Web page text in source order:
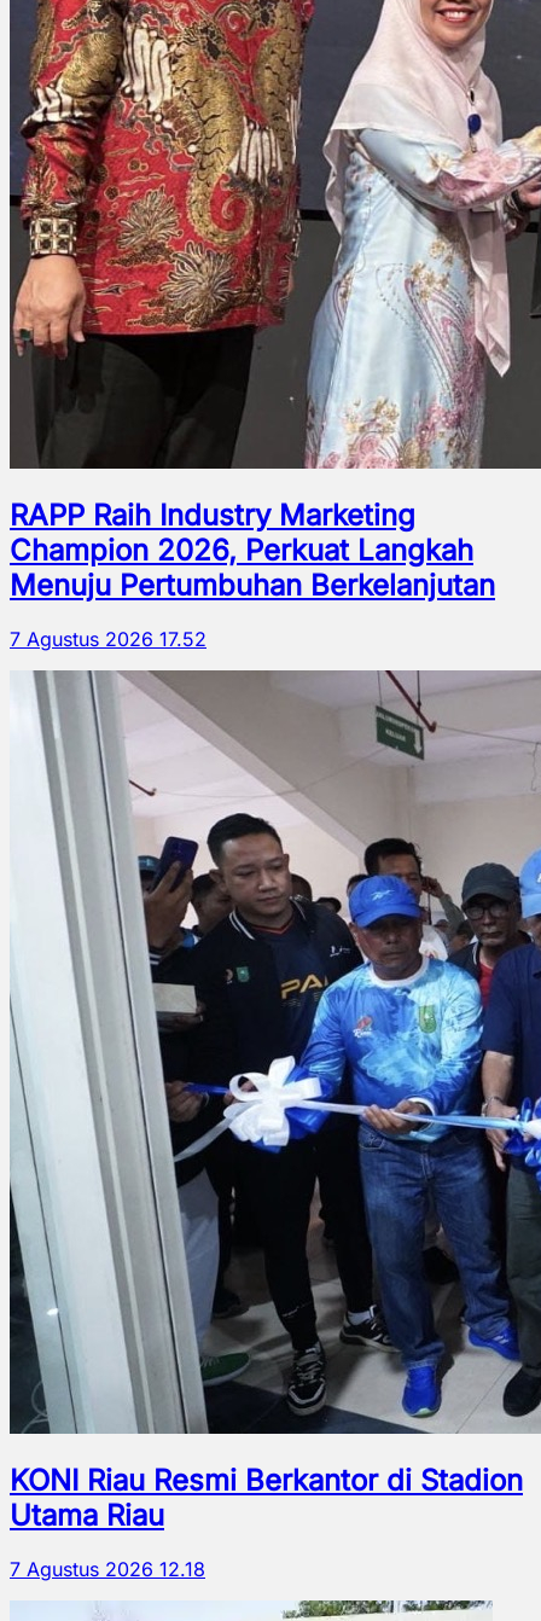
RAPP Raih Industry Marketing
Champion 2026, Perkuat Langkah
Menuju Pertumbuhan Berkelanjutan
7 Agustus 2026 17.52
KONI Riau Resmi Berkantor di Stadion
Utama Riau
7 Agustus 2026 12.18